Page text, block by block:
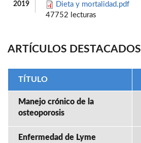
2019
Dieta y mortalidad.pdf
47752 lecturas
ARTÍCULOS DESTACADOS
TÍTULO
Manejo crónico de la
osteoporosis
Enfermedad de Lyme